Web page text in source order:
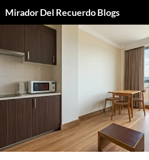
Mirador Del Recuerdo Blogs